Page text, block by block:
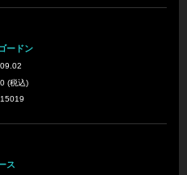
ードン
(税込)
ス